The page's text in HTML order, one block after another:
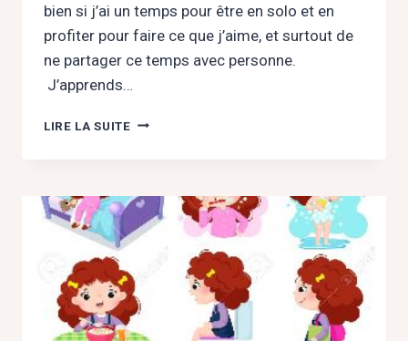
bien si j’ai un temps pour être en solo et en
profiter pour faire ce que j’aime, et surtout de
ne partager ce temps avec personne.
J’apprends…
LIRE LA SUITEC’EST
J’AI
UNE
ENVIE
PRINTANIÈRE
DE
RAMENER
PLUS
DE